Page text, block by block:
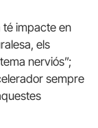
té impacte en
els
nerviós”;
sempre